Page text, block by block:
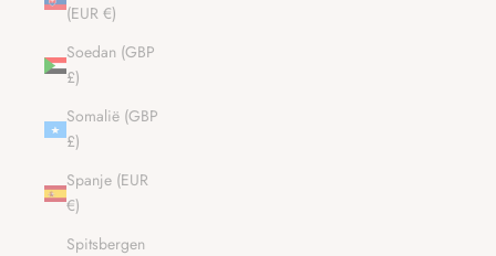
(EUR €)
Soedan (GBP
£)
Somalië (GBP
£)
Spanje (EUR
€)
Spitsbergen